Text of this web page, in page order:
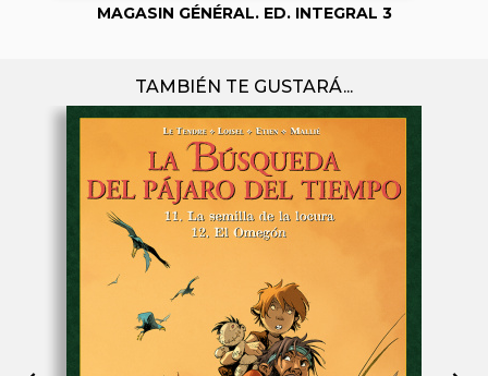
MAGASIN GÉNÉRAL. ED. INTEGRAL 3
TAMBIÉN TE GUSTARÁ...